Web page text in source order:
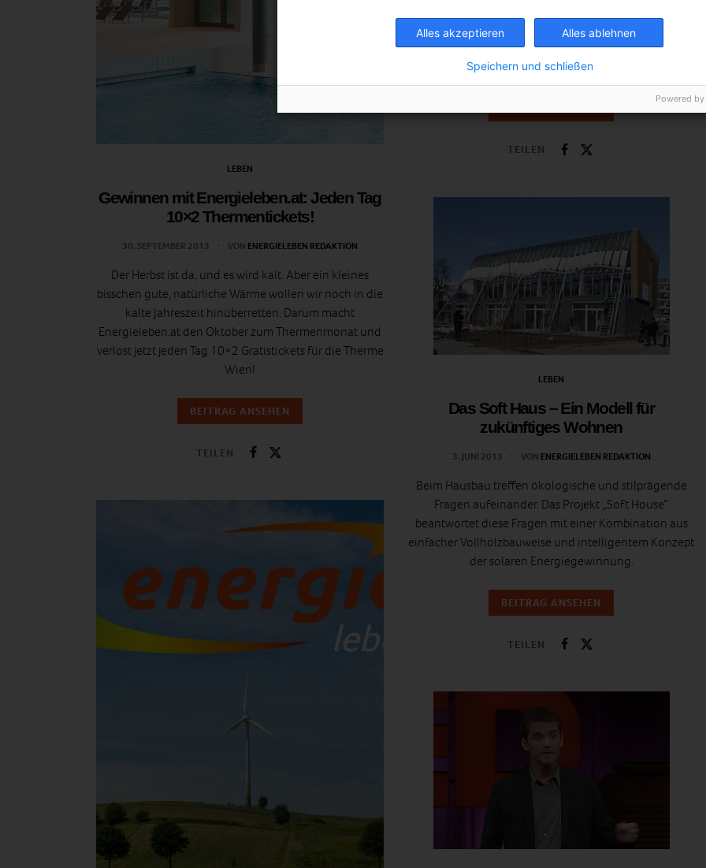
LEBEN
Gewinnen mit Energieleben.at: Jeden Tag
10×2 Thermentickets!
30. SEPTEMBER 2013 VON ENERGIELEBEN REDAKTION
Der Herbst ist da, und es wird kalt. Aber ein kleines
bisschen gute, natürliche Wärme wollen wir noch in die
kalte Jahreszeit hinüberretten. Darum macht
Energieleben.at den Oktober zum Thermenmonat und
verlost jetztjeden Tag 10×2 Gratisticketsfür die Therme
Wien!
BEITRAG ANSEHEN
TEILEN
Solarpaneele im eigentlich schon längst ausverkauften
fünften Wiener BürerInnen Solarkraftwerk. Gespielt
wird aufwww.energie-gewinnen.at
TEILEN
LEBEN
Das Soft Haus – Ein Modell für
zukünftiges Wohnen
3. JUNI 2013 VON ENERGIELEBEN REDAKTION
Beim Hausbau treffen ökologische und stilprägende
Fragen aufeinander. Das Projekt „Soft House“
beantwortet diese Fragen mit einer Kombination aus
einfacher Vollholzbauweise und intelligentem Konzept
der solaren Energiegewinnung.
BEITRAG ANSEHEN
TEILEN
Alles akzeptieren Alles ablehnen
Speichern und schließen
Powered by